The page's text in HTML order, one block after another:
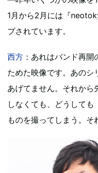
1月から2月には『
プされています。
西方 ：あれはバンド再
ためた映像です。あの
あげてません。それから
しなくても、どうしても
ものを撮ってしまう。そ